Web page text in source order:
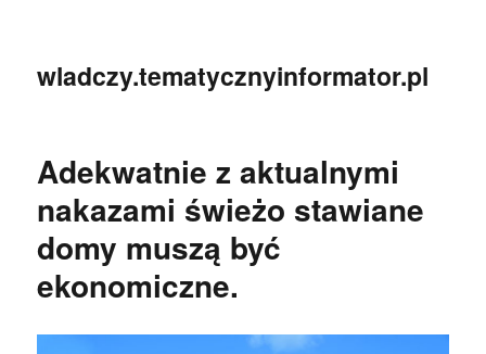
wladczy.tematycznyinformator.pl
Adekwatnie z aktualnymi
nakazami świeżo stawiane
domy muszą być
ekonomiczne.